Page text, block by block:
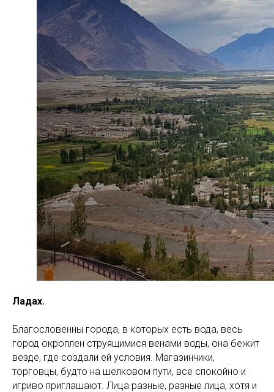
Ладах.
Благословенны города, в которых есть вода, весь
город окроплен струящимися венами воды, она бежит
везде, где создали ей условия. Магазинчики,
торговцы, будто на шелковом пути, все спокойно и
игриво приглашают. Лица разные, разные лица, хотя и